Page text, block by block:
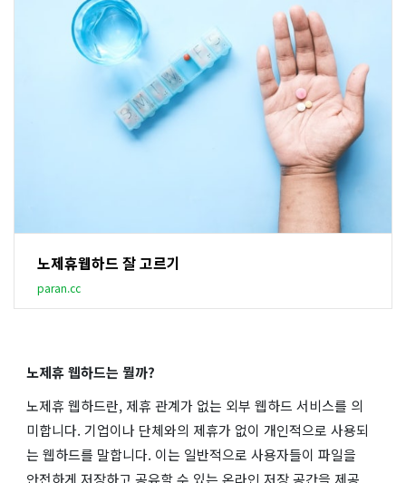
노제휴웹하드 잘 고르기
paran.cc
노제휴 웹하드는 뭘까?
노제휴 웹하드란, 제휴 관계가 없는 외부 웹하드 서비스를 의
미합니다. 기업이나 단체와의 제휴가 없이 개인적으로 사용되
는 웹하드를 말합니다. 이는 일반적으로 사용자들이 파일을
안전하게 저장하고 공유할 수 있는 온라인 저장 공간을 제공